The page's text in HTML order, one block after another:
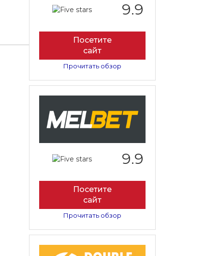
9.9
Посетите
сайт
Прочитать обзор
9.9
Посетите
сайт
Прочитать обзор